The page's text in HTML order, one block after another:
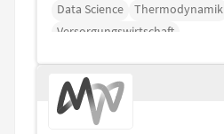
Data Science
Thermodynamik
Versorgungswirtschaft